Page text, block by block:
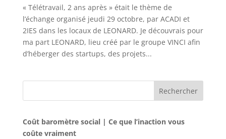
« Télétravail, 2 ans après » était le thème de
l’échange organisé jeudi 29 octobre, par ACADI et
2IES dans les locaux de LEONARD. Je découvrais pour
ma part LEONARD, lieu créé par le groupe VINCI afin
d’héberger des startups, des projets...
Rechercher
Coût baromètre social | Ce que l’inaction vous
coûte vraiment